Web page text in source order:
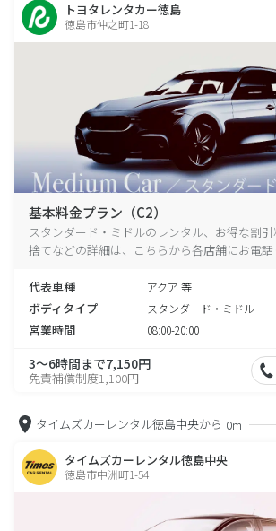
トヨタレンタカー徳島
徳島市仲之町1-18
基本料金プラン（C2）
スタンダード・ミドルのレンタル、お得な割
捨てなどの詳細は、こちらから各店舗にお電話
代表車種 アクア 等
ボディタイプ スタンダード・ミドル
営業時間 08:00-20:00
3～6時間まで7,150円
免責補償制度1,100円
タイムズカーレンタル徳島中央から 0m
タイムズカーレンタル徳島中央
徳島市中洲町1-54